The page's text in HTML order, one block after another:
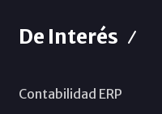
De Interés
Contabilidad ERP